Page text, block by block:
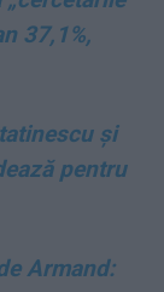
37,1%,
și
pentru
Armand: